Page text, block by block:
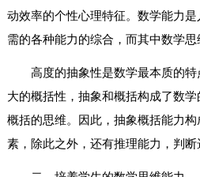
动效率的个性心理特征。数学能力
需的各种能力的综合，而其中数学思
高度的抽象性是数学最本质的
大的概括性，抽象和概括构成了数
概括的思维。因此，抽象概括能力
素，除此之外，还有推理能力，判断